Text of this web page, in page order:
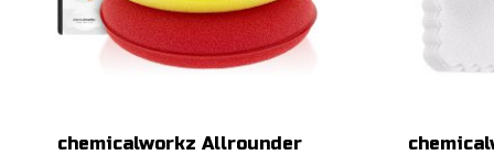
chemicalworkz Allrounder